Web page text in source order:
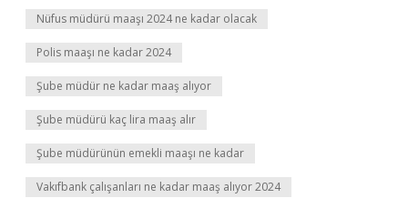
Nüfus müdürü maaşı 2024 ne kadar olacak
Polis maaşı ne kadar 2024
Şube müdür ne kadar maaş alıyor
Şube müdürü kaç lira maaş alır
Şube müdürünün emekli maaşı ne kadar
Vakıfbank çalışanları ne kadar maaş alıyor 2024